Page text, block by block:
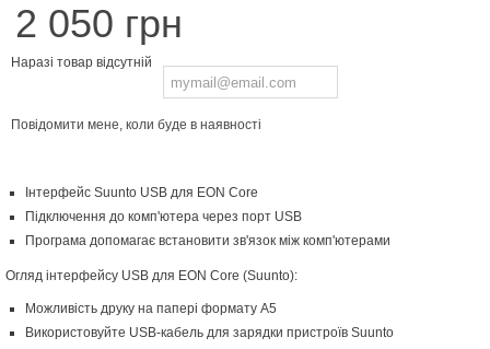
2 050 грн
Наразі товар відсутній
Повідомити мене, коли буде в наявності
Інтерфейс Suunto USB для EON Core
Підключення до комп'ютера через порт USB
Програма допомагає встановити зв'язок між комп'ютерами
Огляд інтерфейсу USB для EON Core (Suunto):
Можливість друку на папері формату A5
Використовуйте USB-кабель для зарядки пристроїв Suunto